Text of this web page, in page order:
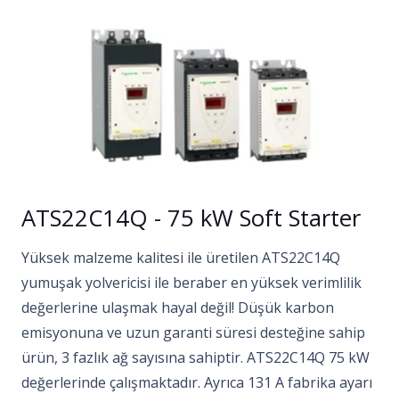
ATS22C14Q - 75 kW Soft Starter
Yüksek malzeme kalitesi ile üretilen ATS22C14Q
yumuşak yolvericisi ile beraber en yüksek verimlilik
değerlerine ulaşmak hayal değil! Düşük karbon
emisyonuna ve uzun garanti süresi desteğine sahip
ürün, 3 fazlık ağ sayısına sahiptir. ATS22C14Q 75 kW
değerlerinde çalışmaktadır. Ayrıca 131 A fabrika ayarı